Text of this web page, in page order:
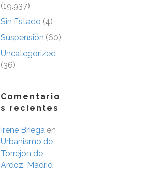
(19.937)
Sin Estado (4)
Suspensión (60)
Uncategorized
(36)
Comentario
s recientes
Irene Briega en
Urbanismo de
Torrejón de
Ardoz, Madrid